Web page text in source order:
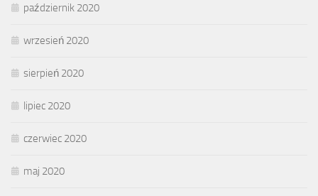
październik 2020
wrzesień 2020
sierpień 2020
lipiec 2020
czerwiec 2020
maj 2020